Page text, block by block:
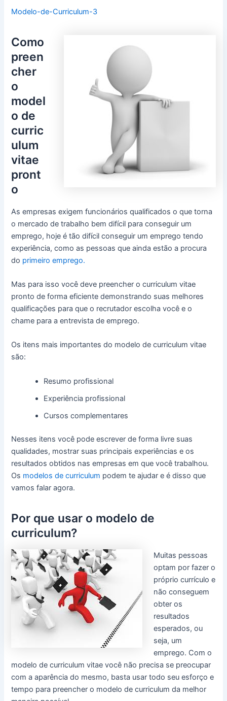
Modelo-de-Curriculum-3
Como
preen
cher
o
model
o de
curric
ulum
vitae
pront
o
As empresas exigem funcionários qualificados o que torna
o mercado de trabalho bem difícil para conseguir um
emprego, hoje é tão difícil conseguir um emprego tendo
experiência, como as pessoas que ainda estão a procura
do primeiro emprego.
Mas para isso você deve preencher o curriculum vitae
pronto de forma eficiente demonstrando suas melhores
qualificações para que o recrutador escolha você e o
chame para a entrevista de emprego.
Os itens mais importantes do modelo de curriculum vitae
são:
Resumo profissional
Experiência profissional
Cursos complementares
Nesses itens você pode escrever de forma livre suas
qualidades, mostrar suas principais experiências e os
resultados obtidos nas empresas em que você trabalhou.
Os modelos de curriculum podem te ajudar e é disso que
vamos falar agora.
Por que usar o modelo de
curriculum?
Muitas pessoas
optam por fazer o
próprio currículo e
não conseguem
obter os
resultados
esperados, ou
seja, um
emprego. Com o
modelo de curriculum vitae você não precisa se preocupar
com a aparência do mesmo, basta usar todo seu esforço e
tempo para preencher o modelo de curriculum da melhor